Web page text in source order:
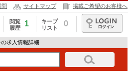
問 サイトマップ 掲載ご希望のお客様へ
閲覧
履歴
1
キープ
リスト
0
ログイン
求人情報詳細